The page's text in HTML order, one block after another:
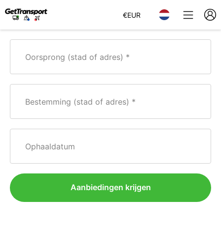
€EUR
Oorsprong (stad of adres)
Bestemming (stad of adres)
Ophaaldatum
Aanbiedingen krijgen